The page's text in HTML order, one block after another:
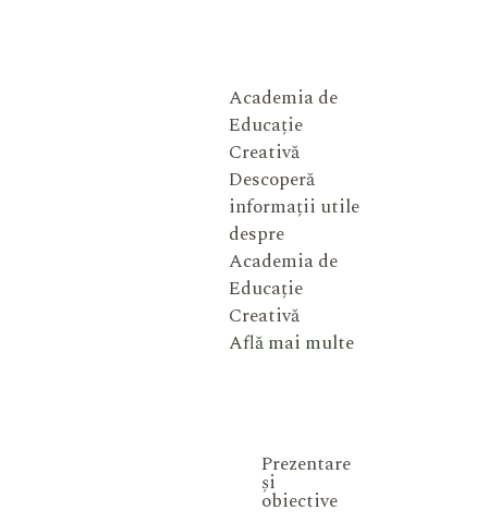
Academia de
Educație
Creativă
Descoperă
informații utile
despre
Academia de
Educație
Creativă
Află mai multe
Prezentare
și
obiective